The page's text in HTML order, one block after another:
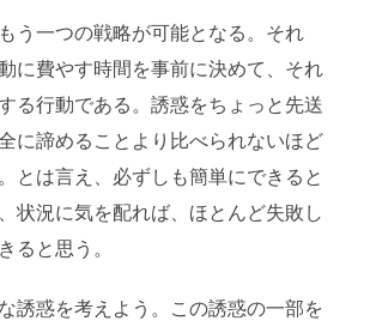
う一つの戦略が可能となる。それ
に費やす時間を事前に決めて、それ
る行動である。誘惑をちょっと先送
に諦めることより比べられないほど
とは言え、必ずしも簡単にできると
状況に気を配れば、ほとんど失敗し
ると思う。
誘惑を考えよう。この誘惑の一部を